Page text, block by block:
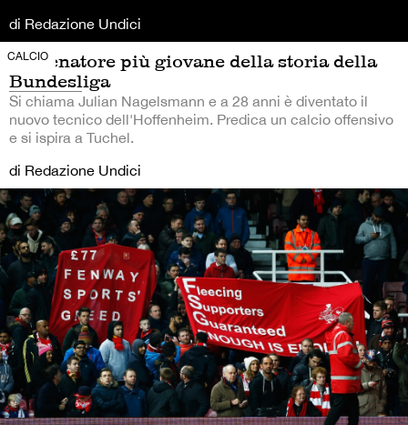
di Redazione Undici
CALCIO
L’allenatore più giovane della storia della
Bundesliga
Si chiama Julian Nagelsmann e a 28 anni è diventato il
nuovo tecnico dell'Hoffenheim. Predica un calcio offensivo
e si ispira a Tuchel.
di Redazione Undici